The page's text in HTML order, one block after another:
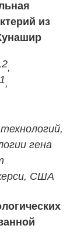
из
,
1,
гена
США